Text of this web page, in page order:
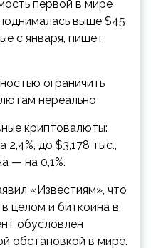
первой в мире
выше $45
с января, пишет
ограничить
нереально
криптовалюты:
до $3,178 тыс.,
— на 0,1%.
«Известиям», что
целом и биткоина в
обусловлен
обстановкой в мире.